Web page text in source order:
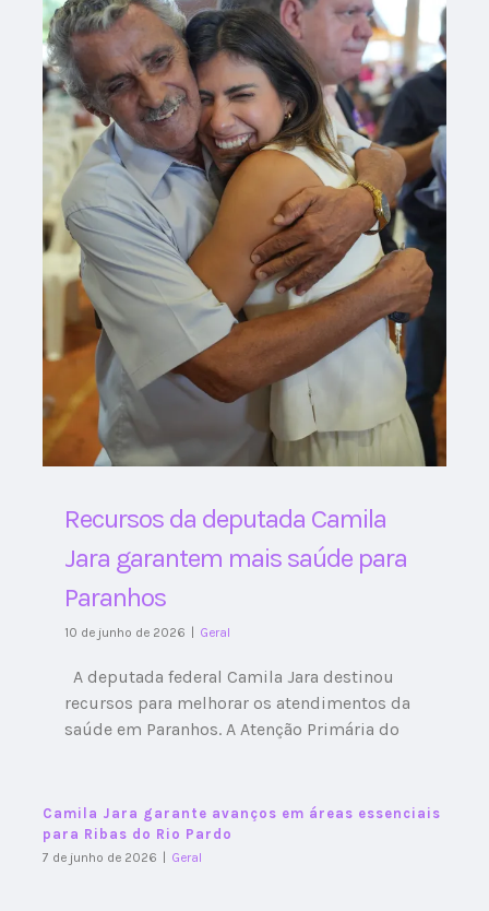
Recursos da deputada Camila
Jara garantem mais saúde para
Paranhos
10 de junho de 2026 Geral
A deputada federal Camila Jara destinou
recursos para melhorar os atendimentos da
saúde em Paranhos. A Atenção Primária do
Camila Jara garante avanços em áreas essenciais
para Ribas do Rio Pardo
7 de junho de 2026 Geral